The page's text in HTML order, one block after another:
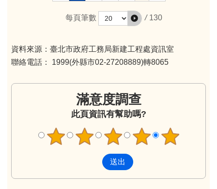
每頁筆數 / 130
資料來源：臺北市政府工務局新建工程處資訊室
聯絡電話： 1999(外縣市02-27208889)轉8065
滿意度調查
此頁資訊有幫助嗎?